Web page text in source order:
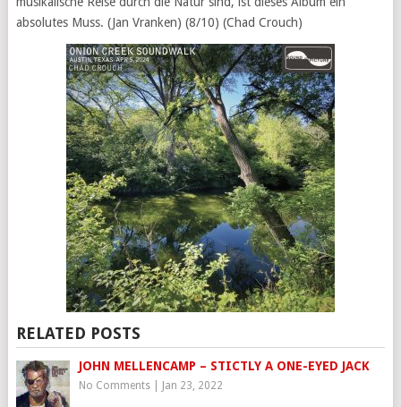
absolutes Muss. (Jan Vranken) (8/10) (Chad Crouch)
RELATED POSTS
JOHN MELLENCAMP – STICTLY A ONE-EYED JACK
No Comments| Jan 23, 2022